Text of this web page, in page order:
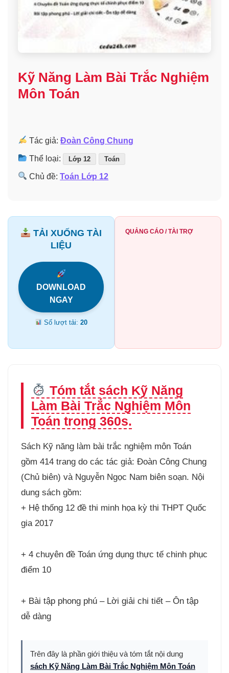
Kỹ Năng Làm Bài Trắc Nghiệm
Môn Toán
Tác giả:Đoàn Công Chung
Thể loại: Lớp 12 Toán
Chủ đề:Toán Lớp 12
TẢI XUỐNG TÀI
LIỆU
DOWNLOAD
NGAY
Số lượt tải:20
QUẢNG CÁO / TÀI TRỢ
Tóm tắt sách Kỹ Năng
Làm Bài Trắc Nghiệm Môn
Toán trong 360s.
Sách Kỹ năng làm bài trắc nghiệm môn Toán
gồm 414 trang do các tác giả: Đoàn Công Chung
(Chủ biên) và Nguyễn Ngọc Nam biên soạn. Nội
dung sách gồm:
+ Hệ thống 12 đề thi minh họa kỳ thi THPT Quốc
gia 2017
+ 4 chuyên đề Toán ứng dụng thực tế chinh phục
điểm 10
+ Bài tập phong phú – Lời giải chi tiết – Ôn tập
dễ dàng
Trên đây là phần giới thiệu và tóm tắt nội dung
sách Kỹ Năng Làm Bài Trắc Nghiệm Môn Toán